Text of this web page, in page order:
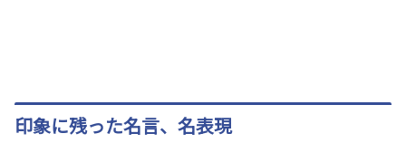
印象に残った名言、名表現